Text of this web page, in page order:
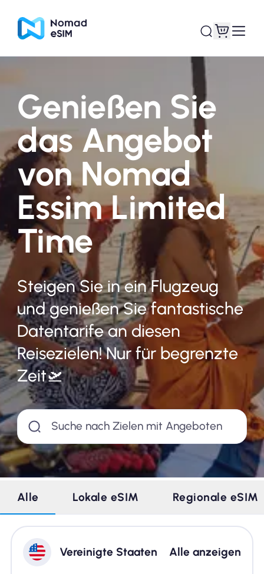
Anmelden /
Registrieren
Meine eSIMs
Shop-Tarife
Über eSIM
Warum Nomad eSIM
Verwendung einer eSIM
Für das Geschäft
Genießen Sie
das Angebot
von Nomad
Essim Limited
Time
Steigen Sie in ein Flugzeug
und genießen Sie fantastische
Datentarife an diesen
Reisezielen! Nur für begrenzte
Zeit🛫
Suche nach Zielen mit Angeboten
Alle Lokale eSIM Regionale eSIM
Vereinigte Staaten Alle anzeigen